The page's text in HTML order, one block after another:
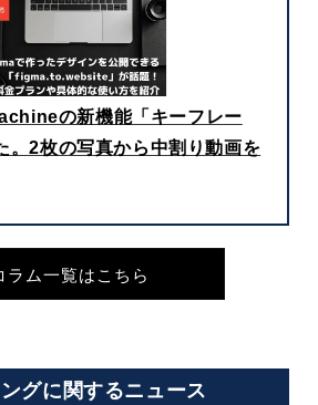
の新機能「キーフレー
。2枚の写真から中割り動画を
ラム一覧はこちら
グに関するニュース